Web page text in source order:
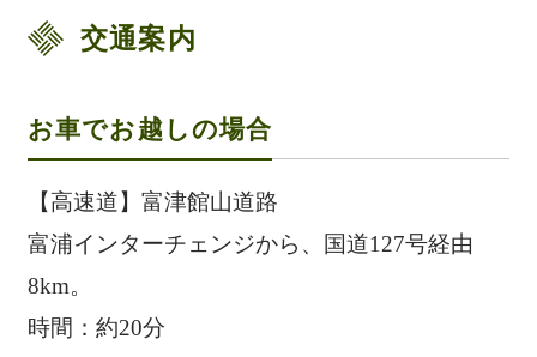
交通案内
お車でお越しの場合
【高速道】富津館山道路
富浦インターチェンジから、国道127号経由
8km。
時間：約20分